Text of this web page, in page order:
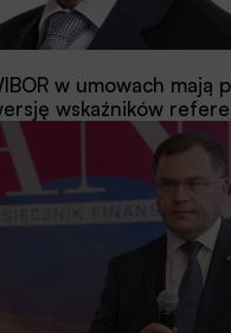
w umowach mają
wskaźników